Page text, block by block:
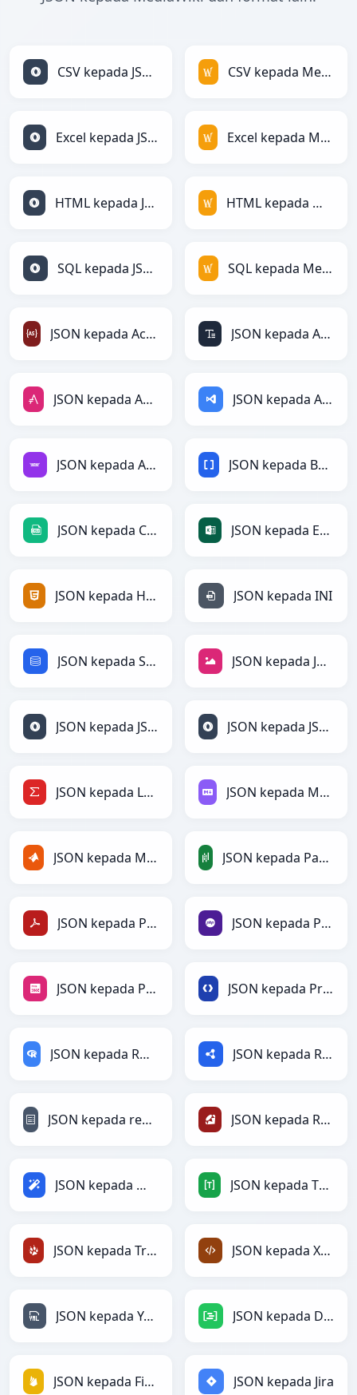
CSV kepada JSON CSV kepada MediaWiki
Excel kepada JSON Excel kepada MediaWiki
HTML kepada JSON HTML kepada MediaWiki
SQL kepada JSON SQL kepada MediaWiki
JSON kepada ActionScript JSON kepada ASCII
JSON kepada AsciiDoc JSON kepada ASP
JSON kepada Avro JSON kepada BBCode
JSON kepada CSV JSON kepada Excel
JSON kepada HTML JSON kepada INI
JSON kepada SQL JSON kepada JPEG
JSON kepada JSON JSON kepada JSONLines
JSON kepada LaTeX JSON kepada Markdown
JSON kepada MATLAB JSON kepada PandasDataFrame
JSON kepada PDF JSON kepada PHP
JSON kepada PNG JSON kepada Protobuf
JSON kepada RDataFrame JSON kepada RDF
JSON kepada reStructuredText JSON kepada Ruby
JSON kepada Magic JSON kepada TOML
JSON kepada TracWiki JSON kepada XML
JSON kepada YAML JSON kepada DAX
JSON kepada Firebase JSON kepada Jira